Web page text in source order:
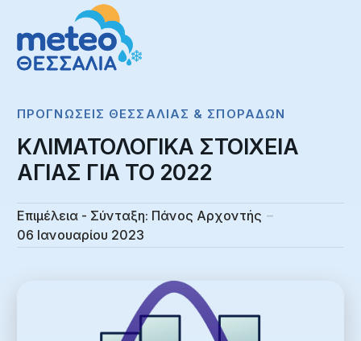
ΠΡΟΓΝΏΣΕΙΣ ΘΕΣΣΑΛΊΑΣ & ΣΠΟΡΆΔΩΝ
ΚΛΙΜΑΤΟΛΟΓΙΚΑ ΣΤΟΙΧΕΙΑ
ΑΓΙΑΣ ΓΙΑ ΤΟ 2022
Επιμέλεια - Σύνταξη: Πάνος Αρχοντής
06 Ιανουαρίου 2023